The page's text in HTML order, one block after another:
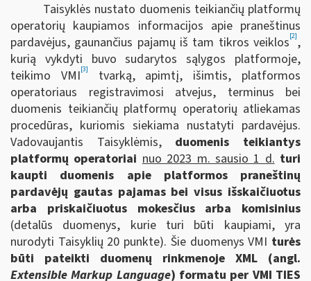
Taisyklės nustato duomenis teikiančių platformų
operatorių kaupiamos informacijos apie praneštinus
pardavėjus, gaunančius pajamų iš tam tikros veiklos[2],
kurią vykdyti buvo sudarytos sąlygos platformoje,
teikimo VMI[3]
tvarką, apimtį, išimtis, platformos
operatoriaus registravimosi atvejus, terminus bei
duomenis teikiančių platformų operatorių atliekamas
procedūras, kuriomis siekiama nustatyti pardavėjus.
Vadovaujantis Taisyklėmis, duomenis teikiantys
platformų operatoriai nuo 2023 m. sausio 1 d. turi
kaupti duomenis apie
platformos praneštinų
pardavėjų gautas pajamas bei visus išskaičiuotus
arba priskaičiuotus mokesčius arba komisinius
(detalūs duomenys, kurie turi būti kaupiami, yra
nurodyti Taisyklių 20 punkte). Šie duomenys VMI turės
būti pateikti duomenų rinkmenoje XML (angl.
Extensible Markup Language) formatu per VMI TIES